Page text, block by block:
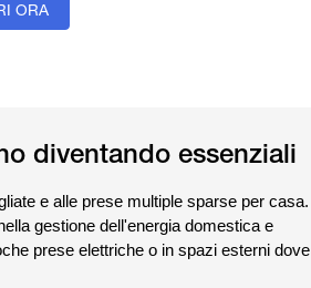
ORA
diventando essenziali
e alle prese multiple sparse per casa.
gestione dell'energia domestica e
prese elettriche o in spazi esterni dove